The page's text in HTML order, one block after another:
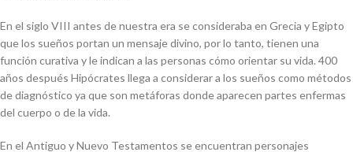
En el siglo VIII antes de nuestra era se consideraba en Grecia y Egipto
que los sueños portan un mensaje divino, por lo tanto, tienen una
función curativa y le indican a las personas cómo orientar su vida. 400
años después Hipócrates llega a considerar a los sueños como métodos
de diagnóstico ya que son metáforas donde aparecen partes enfermas
del cuerpo o de la vida.
En el Antiguo y Nuevo Testamentos se encuentran personajes